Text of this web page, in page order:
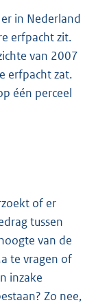
in Nederland
erfpacht zit.
van 2007
erfpacht zat.
één perceel
of er
tussen
van de
te vragen of
inzake
Zo nee,